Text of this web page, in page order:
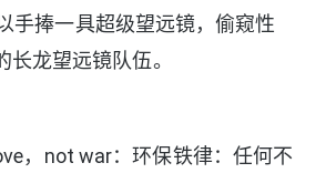
手捧一具超级望远镜，偷窥性
龙望远镜队伍。
not war：环保铁律：任何不